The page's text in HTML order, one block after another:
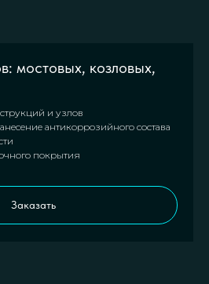
мостовых, козловых,
и узлов
антикоррозийного состава
покрытия
Заказать